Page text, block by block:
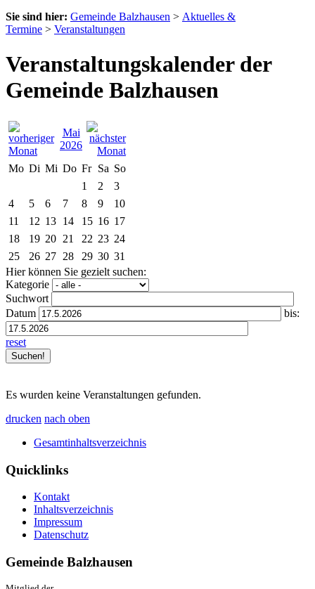
Sie sind hier: Gemeinde Balzhausen > Aktuelles &
Termine > Veranstaltungen
Veranstaltungskalender der
Gemeinde Balzhausen
Mai
2026
Mo Di Mi Do Fr Sa So
1
2
3
4
5 6 7 8 9
10
11
12 13 14 15 16 17
18
19 20 21 22 23 24
25
26 27 28 29 30 31
Hier können Sie gezielt suchen:
Kategorie
Suchwort
Datum
bis:
reset
Es wurden keine Veranstaltungen gefunden.
drucken nach oben
Gesamtinhaltsverzeichnis
Quicklinks
Kontakt
Inhaltsverzeichnis
Impressum
Datenschutz
Gemeinde Balzhausen